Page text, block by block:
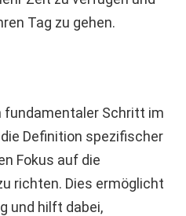
Tag zu gehen.
fundamentaler Schritt im
die Definition spezifischer
Fokus auf die
richten. Dies ermöglicht
und hilft dabei,